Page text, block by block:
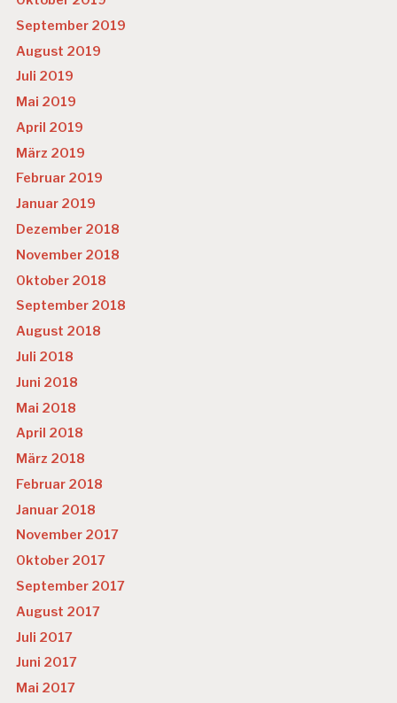
September 2019
August 2019
Juli 2019
Mai 2019
April 2019
März 2019
Februar 2019
Januar 2019
Dezember 2018
November 2018
Oktober 2018
September 2018
August 2018
Juli 2018
Juni 2018
Mai 2018
April 2018
März 2018
Februar 2018
Januar 2018
November 2017
Oktober 2017
September 2017
August 2017
Juli 2017
Juni 2017
Mai 2017